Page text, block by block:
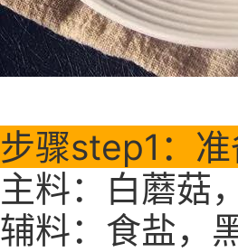
步骤step1：
主料：白蘑菇
辅料：食盐，